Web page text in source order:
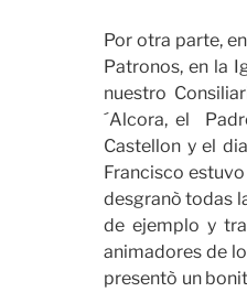
Por otra parte,
Patronos, en la
nuestro
´Alcora, el
Castellon y el
Francisco
desgranò todas
de ejemplo y
animadores de
presentò un